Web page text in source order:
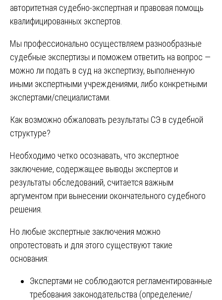
авторитетная судебно-экспертная и правовая помощь
квалифицированных экспертов.
Мы профессионально осуществляем разнообразные
судебные экспертизы и поможем ответить на вопрос —
можно ли подать в суд на экспертизу, выполненную
иными экспертными учреждениями, либо конкретными
экспертами/специалистами.
Как возможно обжаловать результаты СЭ в судебной
структуре?
Необходимо четко осознавать, что экспертное
заключение, содержащее выводы экспертов и
результаты обследований, считается важным
аргументом при вынесении окончательного судебного
решения.
Но любые экспертные заключения можно
опротестовать и для этого существуют такие
основания:
Экспертами не соблюдаются регламентированные
требования законодательства (определение/